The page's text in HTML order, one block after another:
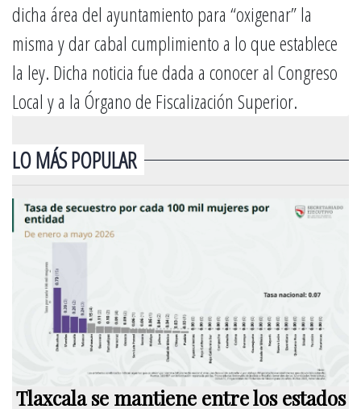
dicha área del ayuntamiento para “oxigenar” la
misma y dar cabal cumplimiento a lo que establece
la ley. Dicha noticia fue dada a conocer al Congreso
Local y a la Órgano de Fiscalización Superior.
LO MÁS POPULAR
Tlaxcala se mantiene entre los estados